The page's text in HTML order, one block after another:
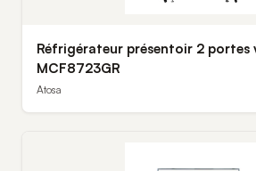
Réfrigérateur présentoir 2 portes
MCF8723GR
Atosa